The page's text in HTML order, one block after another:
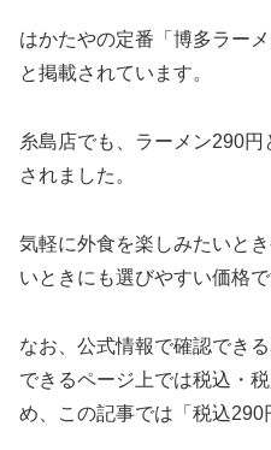
はかたやの定番「博多ラー
と掲載されています。
糸島店でも、ラーメン290
されました。
気軽に外食を楽しみたいと
いときにも選びやすい価格で
なお、公式情報で確認でき
できるページ上では税込・
め、この記事では「税込290